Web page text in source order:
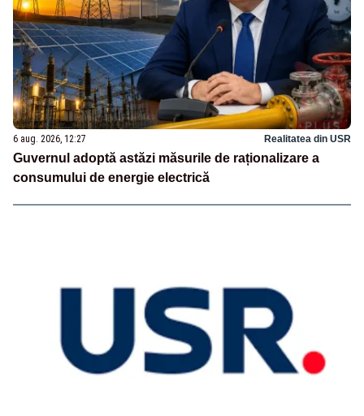
6 aug. 2026, 12:27 Realitatea din USR
Guvernul adoptă astăzi măsurile de raționalizare a
consumului de energie electrică